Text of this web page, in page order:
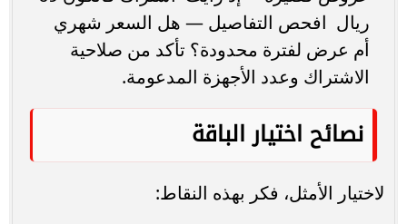
ريال افحص التفاصيل — هل السعر شهري
أم عرض لفترة محدودة؟ تأكد من صلاحية
الاشتراك وعدد الأجهزة المدعومة.
نصائح اختيار الباقة
لاختيار الأمثل، فكر بهذه النقاط: